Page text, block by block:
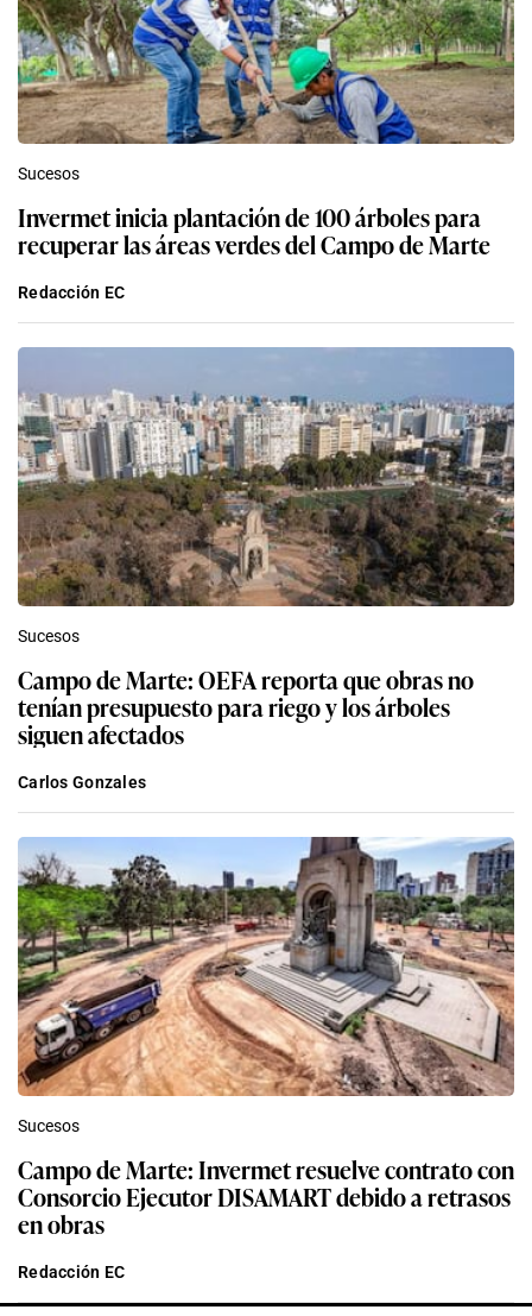
Sucesos
Invermet inicia plantación de 100 árboles para
recuperar las áreas verdes del Campo de Marte
Redacción EC
Sucesos
Campo de Marte: OEFA reporta que obras no
tenían presupuesto para riego y los árboles
siguen afectados
Carlos Gonzales
Sucesos
Campo de Marte: Invermet resuelve contrato con
Consorcio Ejecutor DISAMART debido a retrasos
en obras
Redacción EC